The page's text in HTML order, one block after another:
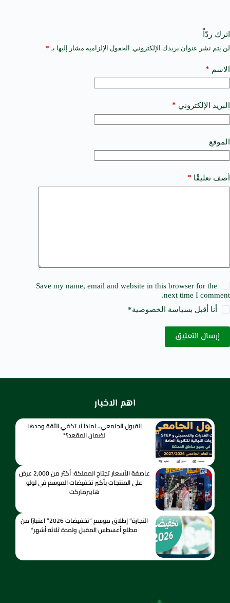
اترك ردّاً
لن يتم نشر عنوان بريدك الإلكتروني. الحقول الإلزامية مشار إليها بـ *
الاسم *
البريد الإلكتروني *
الموقع
أضف تعليقًا *
Save my name, email and website in this browser for the
next time I comment.
أنا أقبل بسياسة الخصوصية*
إرسال التعليق
A
t
e
a
t
i
e
:
اهم الاخبار
القبول الجامعي.. لماذا لا تكفي الثقة وحدها
لضمان المقعد؟*
عاصفة الأسعار تجتاح المملكة: أكثر من 2,000 عرض
على المنتجات بأكبر تخفيضات الموسم في لولو
هايبرماركت
التجارة” إطلاق موسم “تخفيضات 2026” اعتبارًا من
مطلع أغسطس المقبل ولمدة ثلاثة أشهر*